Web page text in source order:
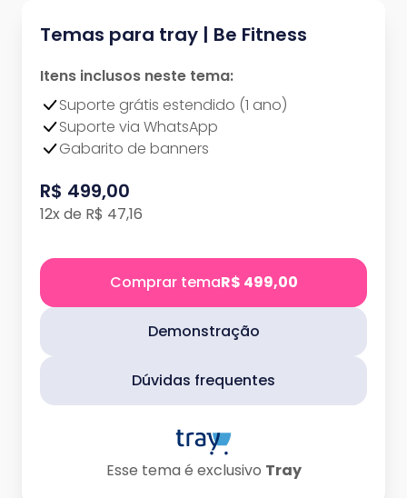
Temas para tray | Be Fitness
Itens inclusos neste tema:
Suporte grátis estendido (1 ano)
Suporte via WhatsApp
Gabarito de banners
R$ 499,00
12x de R$ 47,16
Comprar temaR$ 499,00
Demonstração
Dúvidas frequentes
Esse tema é exclusivo Tray